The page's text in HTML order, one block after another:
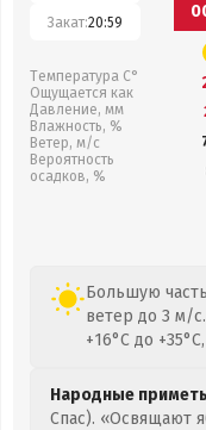
Закат:20:59
Температура С°
Ощущается как
Давление, мм
Влажность, %
Ветер, м/с
Вероятность
осадков, %
Большую
ветер до 3 м/
+16°C до
Народные
Спас). «Освящают